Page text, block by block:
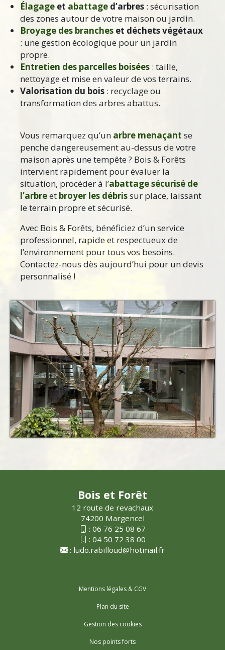
Élagage et abattage d’arbres : sécurisation
des zones autour de votre maison ou jardin.
Broyage des branches et déchets végétaux
: une gestion écologique pour un jardin
propre.
Entretien des parcelles boisées : taille,
nettoyage et mise en valeur de vos terrains.
Valorisation du bois : recyclage ou
transformation des arbres abattus.
Vous remarquez qu’un arbre menaçant se
penche dangereusement au-dessus de votre
maison après une tempête ? Bois & Forêts
intervient rapidement pour évaluer la
situation, procéder à l’abattage sécurisé de
l’arbreet broyer les débrissur place, laissant
le terrain propre et sécurisé.
Avec Bois & Forêts, bénéficiez d’un service
professionnel, rapide et respectueux de
l’environnement pour tous vos besoins.
Contactez-nous dès aujourd’hui pour un devis
personnalisé !
Bois et Forêt
12 route de revachaux
74200 Margencel
: 06 76 25 08 67
: 04 50 72 38 00
: ludo.rabilloud@hotmail.fr
Mentions légales & CGV
Plan du site
Gestion des cookies
Nos points forts